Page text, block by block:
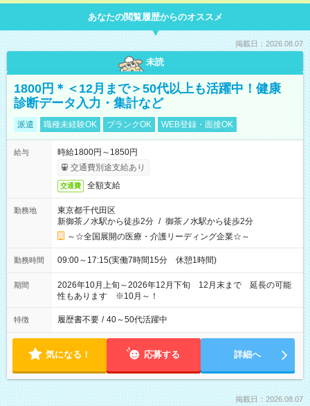
あなたの閲覧履歴からのオススメ
掲載日：2026.08.07
未読
1800円＊＜12月まで＞50代以上も活躍中！健康
診断データ入力・集計など
派遣 職種未経験OK ブランクOK WEB登録・面接OK
給与
時給1800円～1850円
交通費別途支給あり
交通費 全額支給
勤務地
東京都千代田区
新御茶ノ水駅から徒歩2分 / 御茶ノ水駅から徒歩2分
～☆全国展開の医療・介護リーディング企業☆～
勤務時間 09:00～17:15(実働7時間15分 休憩1時間)
期間
2026年10月上旬～2026年12月下旬 12月末まで 延長の可能
性もあります ※10月～！
特徴 履歴書不要 / 40～50代活躍中
気になる！ 応募する 詳細へ
掲載日：2026.08.07